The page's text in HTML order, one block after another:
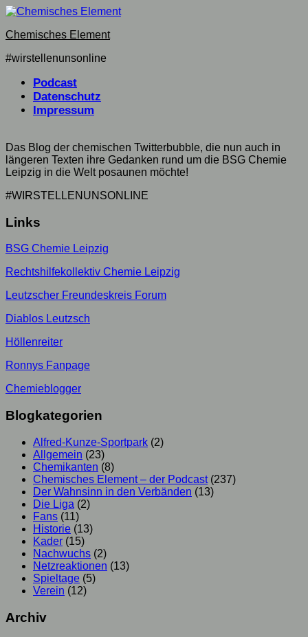
Skip
content
Chemisches Element
#wirstellenunsonline
Podcast
Datenschutz
Impressum
Das Blog der chemischen Twitterbubble, die nun auch in
längeren Texten ihre Gedanken rund um die BSG Chemie
Leipzig in die Welt posaunen möchte!
#WIRSTELLENUNSONLINE
Links
BSG Chemie Leipzig
Rechtshilfekollektiv Chemie Leipzig
Leutzscher Freundeskreis Forum
Diablos Leutzsch
Höllenreiter
Ronnys Fanpage
Chemieblogger
Blogkategorien
Alfred-Kunze-Sportpark (2)
Allgemein (23)
Chemikanten (8)
Chemisches Element – der Podcast(237)
Der Wahnsinn in den Verbänden (13)
Die Liga (2)
Fans (11)
Historie (13)
Kader (15)
Nachwuchs (2)
Netzreaktionen (13)
Spieltage (5)
Verein (12)
Archiv